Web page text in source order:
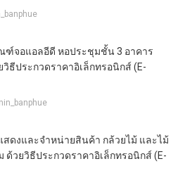
จอแอลอีดี หอประชุมชั้น 3 อาคาร
ธีประกวดราคาอิเล็กทรอนิกส์ (e-
สดงและจำหน่ายสินค้า กล้วยไม้ และไม้
ด้วยวิธีประกวดราคาอิเล็กทรอนิกส์ (e-